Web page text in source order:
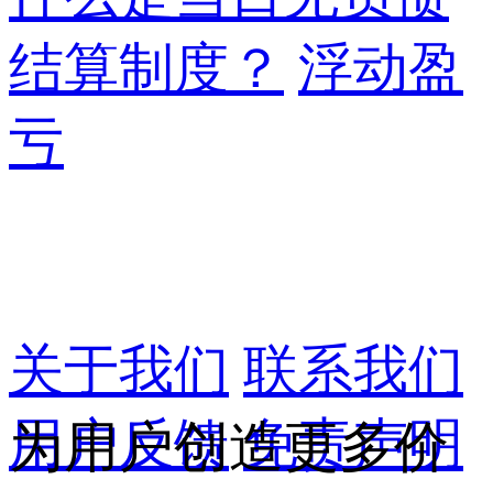
结算制度？ 浮动盈
亏
关于我们 联系我们
用户反馈 免责声明
为用户创造更多价